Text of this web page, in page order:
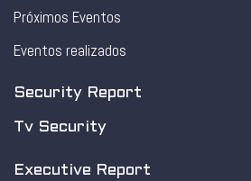
Próximos Eventos
Eventos realizados
Security Report
Tv Security
Executive Report